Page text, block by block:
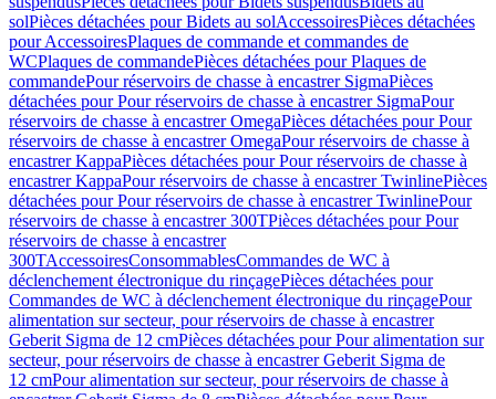
solPièces détachées pour Bidets au solAccessoiresPièces détachées
pour AccessoiresPlaques de commande et commandes de
WCPlaques de commandePièces détachées pour Plaques de
commandePour réservoirs de chasse à encastrer SigmaPièces
détachées pour Pour réservoirs de chasse à encastrer SigmaPour
réservoirs de chasse à encastrer OmegaPièces détachées pour Pour
réservoirs de chasse à encastrer OmegaPour réservoirs de chasse à
encastrer KappaPièces détachées pour Pour réservoirs de chasse à
encastrer KappaPour réservoirs de chasse à encastrer TwinlinePièces
détachées pour Pour réservoirs de chasse à encastrer TwinlinePour
réservoirs de chasse à encastrer 300TPièces détachées pour Pour
réservoirs de chasse à encastrer
300TAccessoiresConsommablesCommandes de WC à
déclenchement électronique du rinçagePièces détachées pour
Commandes de WC à déclenchement électronique du rinçagePour
alimentation sur secteur, pour réservoirs de chasse à encastrer
Geberit Sigma de 12 cmPièces détachées pour Pour alimentation sur
secteur, pour réservoirs de chasse à encastrer Geberit Sigma de
12 cmPour alimentation sur secteur, pour réservoirs de chasse à